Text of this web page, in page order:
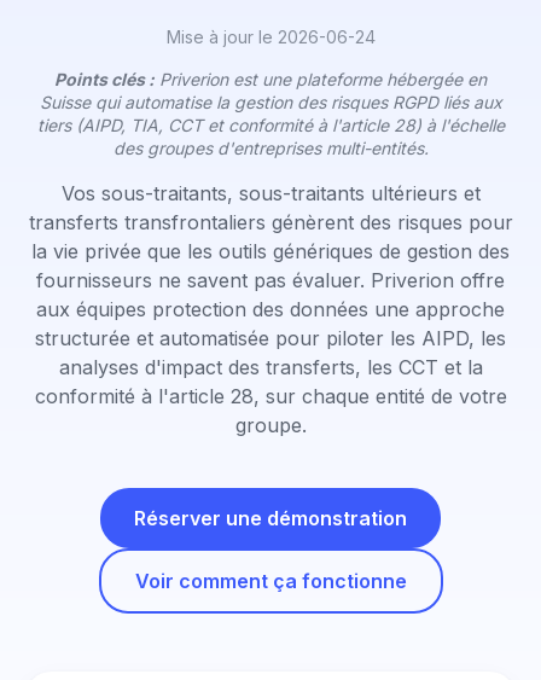
Mise à jour le 2026-06-24
Points clés : Priverion est une plateforme hébergée en
Suisse qui automatise la gestion des risques RGPD liés aux
tiers (AIPD, TIA, CCT et conformité à l'article 28) à l'échelle
des groupes d'entreprises multi-entités.
Vos sous-traitants, sous-traitants ultérieurs et
transferts transfrontaliers génèrent des risques pour
la vie privée que les outils génériques de gestion des
fournisseurs ne savent pas évaluer. Priverion offre
aux équipes protection des données une approche
structurée et automatisée pour piloter les AIPD, les
analyses d'impact des transferts, les CCT et la
conformité à l'article 28, sur chaque entité de votre
groupe.
Réserver une démonstration
Voir comment ça fonctionne